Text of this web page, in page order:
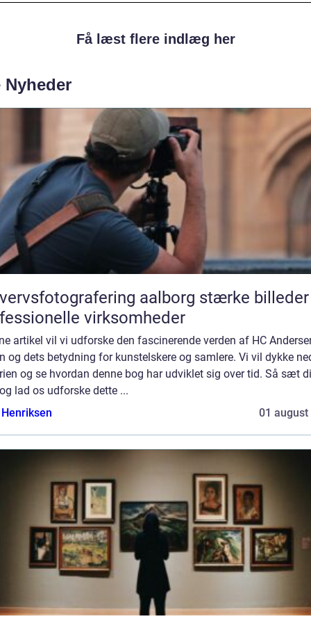
Få læst flere indlæg her
Nyheder
aalborg stærke billeder til
virksomheder
artikel vil vi udforske den fascinerende verden af HC
og dets betydning for kunstelskere og samlere. Vi vil dykke
og se hvordan denne bog har udviklet sig over tid. Så sæt
lad os udforske dette ...
01 august